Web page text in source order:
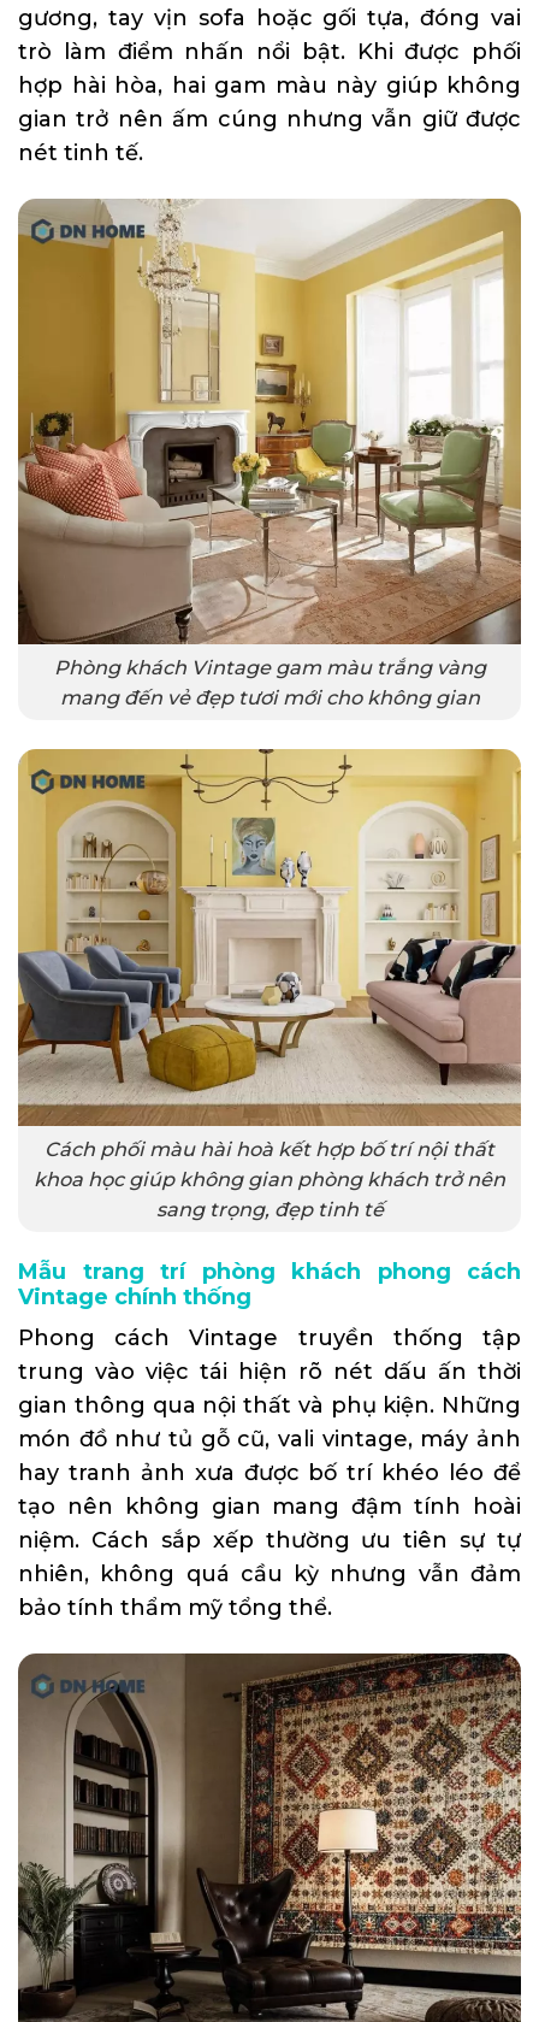
gương, tay vịn sofa hoặc gối tựa, đóng vai
trò làm điểm nhấn nổi bật. Khi được phối
hợp hài hòa, hai gam màu này giúp không
gian trở nên ấm cúng nhưng vẫn giữ được
nét tinh tế.
Phòng khách Vintage gam màu trắng vàng
mang đến vẻ đẹp tươi mới cho không gian
Cách phối màu hài hoà kết hợp bố trí nội thất
khoa học giúp không gian phòng khách trở nên
sang trọng, đẹp tinh tế
Mẫu trang trí phòng khách phong cách
Vintage chính thống
Phong cách Vintage truyền thống tập
trung vào việc tái hiện rõ nét dấu ấn thời
gian thông qua nội thất và phụ kiện. Những
món đồ như tủ gỗ cũ, vali vintage, máy ảnh
hay tranh ảnh xưa được bố trí khéo léo để
tạo nên không gian mang đậm tính hoài
niệm. Cách sắp xếp thường ưu tiên sự tự
nhiên, không quá cầu kỳ nhưng vẫn đảm
bảo tính thẩm mỹ tổng thể.